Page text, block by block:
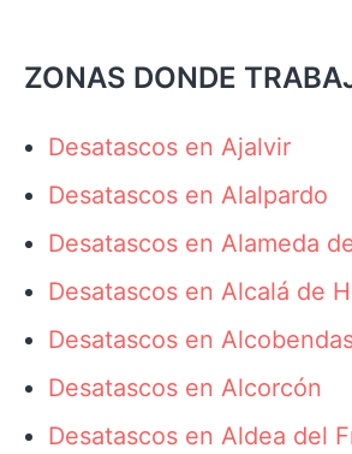
ZONAS DONDE
Desatascos en Ajalvir
Desatascos en Alalpardo
Desatascos en Alameda
Desatascos en Alcalá de
Desatascos en
Desatascos en Alcorcón
Desatascos en Aldea del